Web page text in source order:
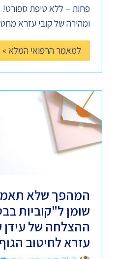
פחות – ללא טיפת ספורט!
ומהירה של קובי עזרא
למאמר הרפואי המלא »
שומן ל"קוביות
ההצלחה של עידן
עזרא לחיטוב הגוף